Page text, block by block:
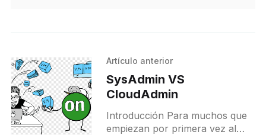
Artículo anterior
SysAdmin VS
CloudAdmin
Introducción Para muchos que
empiezan por primera vez al